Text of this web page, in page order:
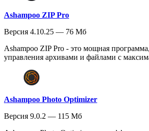
Ashampoo ZIP Pro
Версия 4.10.25 — 76 Мб
Ashampoo ZIP Pro - это мощная
управления архивами и файлами с
Ashampoo Photo Optimizer
Версия 9.0.2 — 115 Мб